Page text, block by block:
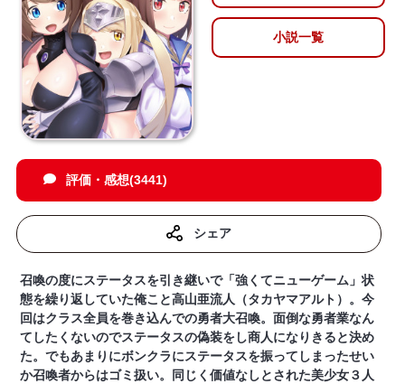
小説一覧
評価・感想(3441)
シェア
召喚の度にステータスを引き継いで「強くてニューゲーム」状
態を繰り返していた俺こと高山亜流人（タカヤマアルト）。今
回はクラス全員を巻き込んでの勇者大召喚。面倒な勇者業なん
てしたくないのでステータスの偽装をし商人になりきると決め
た。でもあまりにボンクラにステータスを振ってしまったせい
か召喚者からはゴミ扱い。同じく価値なしとされた美少女３人